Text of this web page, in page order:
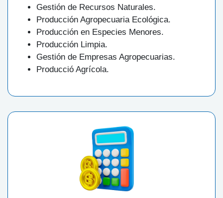
Gestión de Recursos Naturales.
Producción Agropecuaria Ecológica.
Producción en Especies Menores.
Producción Limpia.
Gestión de Empresas Agropecuarias.
Producció Agrícola.